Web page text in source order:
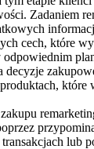
Zadaniem
cech, które
decyzje
które
lub